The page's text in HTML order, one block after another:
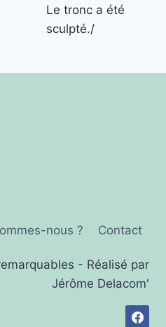
Le tronc a été
sculpté./
nous ? Contact
- Réalisé par
Jérôme Delacom'